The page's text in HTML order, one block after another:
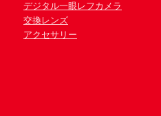
デジタル一眼レフカメラ
交換レンズ
アクセサリー